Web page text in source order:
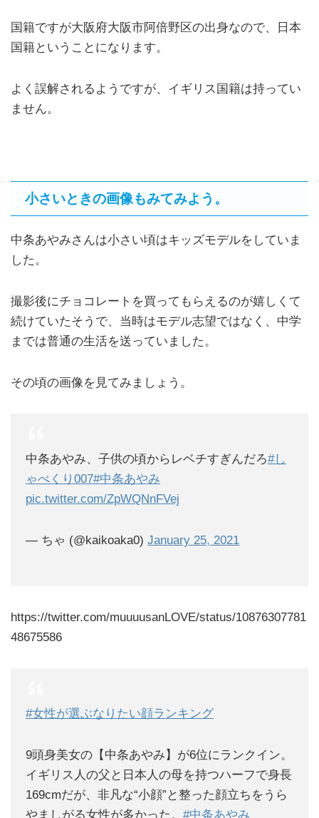
国籍ですが大阪府大阪市阿倍野区の出身なので、日本
国籍ということになります。
よく誤解されるようですが、イギリス国籍は持ってい
ません。
小さいときの画像もみてみよう。
中条あやみさんは小さい頃はキッズモデルをしていま
した。
撮影後にチョコレートを買ってもらえるのが嬉しくて
続けていたそうで、当時はモデル志望ではなく、中学
までは普通の生活を送っていました。
その頃の画像を見てみましょう。
中条あやみ、子供の頃からレベチすぎんだろ#し
ゃべくり007#中条あやみ
pic.twitter.com/ZpWQNnFVej
— ちゃ (@kaikoaka0) January 25, 2021
https://twitter.com/muuuusanLOVE/status/10876307781
48675586
#女性が選ぶなりたい顔ランキング
9頭身美女の【中条あやみ】が6位にランクイン。
イギリス人の父と日本人の母を持つハーフで身長
169cmだが、非凡な“小顔”と整った顔立ちをうら
やましがる女性が多かった。 #中条あやみ